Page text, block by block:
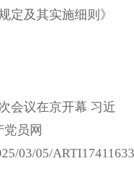
定及其实施细则》
会议在京开幕 习近
党员网
03/05/